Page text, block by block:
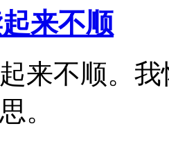
来不顺
来不顺。
。